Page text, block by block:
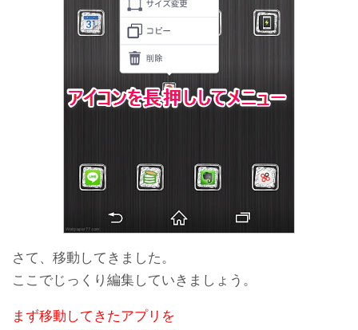
さて、移動してきました。
ここでじっくり編集していきましょう。
まず移動してきたアプリを